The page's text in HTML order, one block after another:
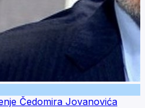
Čedomira Jovanovića